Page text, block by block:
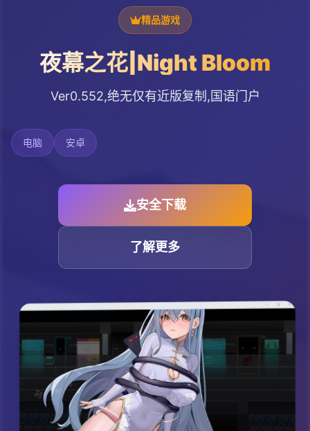
精品游戏
夜幕之花|Night Bloom
Ver0.552,绝无仅有近版复制,国语门户
电脑 安卓
安全下载
了解更多